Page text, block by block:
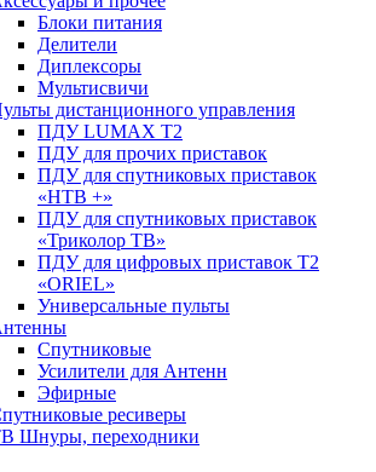
Блоки питания
Делители
Диплексоры
Мультисвичи
дистанционного управления
ПДУ LUMAX Т2
ПДУ для прочих приставок
ПДУ для спутниковых приставок
«НТВ +»
ПДУ для спутниковых приставок
«Триколор ТВ»
ПДУ для цифровых приставок Т2
«ORIEL»
Универсальные пульты
Спутниковые
Усилители для Антенн
Эфирные
ресиверы
Шнуры, переходники